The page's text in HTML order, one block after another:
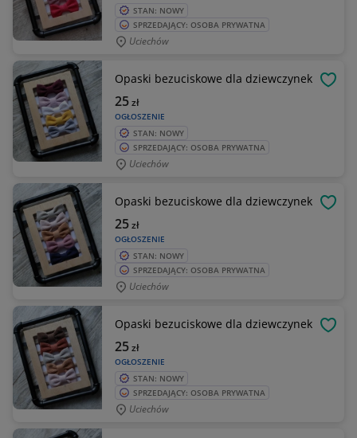
STAN: NOWY
SPRZEDAJĄCY: OSOBA PRYWATNA
Uciechów
Opaski bezuciskowe dla dziewczynek
OGŁOSZENIE
25zł
STAN: NOWY
SPRZEDAJĄCY: OSOBA PRYWATNA
Uciechów
Opaski bezuciskowe dla dziewczynek
OGŁOSZENIE
25zł
STAN: NOWY
SPRZEDAJĄCY: OSOBA PRYWATNA
Uciechów
Opaski bezuciskowe dla dziewczynek
OGŁOSZENIE
25zł
STAN: NOWY
SPRZEDAJĄCY: OSOBA PRYWATNA
Uciechów